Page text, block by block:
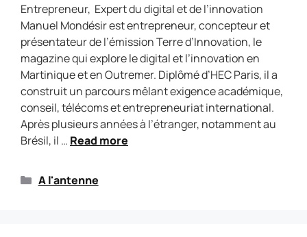
Entrepreneur, Expert du digital et de l’innovation
Manuel Mondésir est entrepreneur, concepteur et
présentateur de l’émission Terre d’Innovation, le
magazine qui explore le digital et l’innovation en
Martinique et en Outremer. Diplômé d’HEC Paris, il a
construit un parcours mêlant exigence académique,
conseil, télécoms et entrepreneuriat international.
Après plusieurs années à l’étranger, notamment au
Brésil, il … Read more
A l'antenne